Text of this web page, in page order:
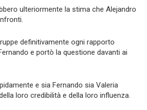
ulteriormente la stima che Alejandro
definitivamente ogni rapporto
e portò la questione davanti ai
e sia Fernando sia Valeria
loro credibilità e della loro influenza.